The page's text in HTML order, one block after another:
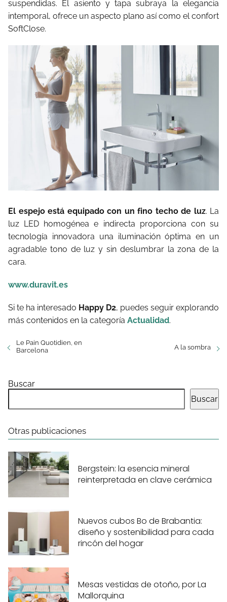
suspendidas. El asiento y tapa subraya la elegancia
intemporal, ofrece un aspecto plano así como el confort
SoftClose.
El espejo está equipado con un fino techo de luz. La
luz LED homogénea e indirecta proporciona con su
tecnología innovadora una iluminación óptima en un
agradable tono de luz y sin deslumbrar la zona de la
cara.
www.duravit.es
Si te ha interesado Happy D2, puedes seguir explorando
más contenidos en la categoría Actualidad.
Le Pain Quotidien, en
Barcelona
A la sombra
Buscar
Buscar
Otras publicaciones
Bergstein: la esencia mineral
reinterpretada en clave cerámica
Nuevos cubos Bo de Brabantia:
diseño y sostenibilidad para cada
rincón del hogar
Mesas vestidas de otoño, por La
Mallorquina